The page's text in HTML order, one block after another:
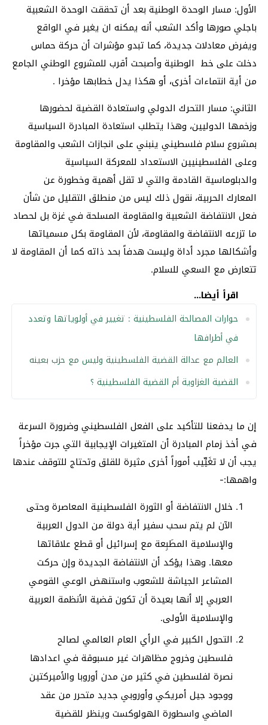
الأول: مسار الوحدة الوطنية بعد أن تحققت الوحدة الشعبية
باجلي صورها وأكد الشعب أنه يمكنه ان يغير في الواقع
ويفرض معادلات جديدة، كما تبدو مؤشرات أن حركة حماس
دخلت على خط الوطنية وأصبحت أقرب للمشروع الوطني الجامع
من أية انتماءات أخرى، أو هكذا يدل خطابها مؤخرا .
الثاني: مسار التحرك الدولي واستعادة القضية لحضورها
وزخمها الدوليين، وهذا يتطلب استعادة المبادرة السياسية
بمشروع سلام فلسطيني ينبني على انجازات الشعب والمقاومة
وعلى الفلسطينيين الاستعداد للمعركة السياسية
والدبلوماسية القادمة والتي لا تقل أهمية وخطورة عن
المعارك الحربية، نقول ذلك ليس من منطلق التقليل من شأن
فعل الانتفاضة الشعبية والمقاومة المسلحة في غزة بل لحصاد
ما تزرعه الانتفاضة والمقاومة، لأن المقاومة بكل مسمياتها
وأشكالها مجرد أداة وليست هدفاً بحد ذاته كما أن المقاومة لا
تتعارض مع السعي للسلام.
اقرأ أيضا...
حوارات المصالحة الفلسطينية : تغيير في أولوياتها وتعدد
في أطرافها
العالم مع عدالة القضية الفلسطينية وليس مع حزب بعينه
القضية الغزاوية أم القضية الفلسطينية ؟
إن ما يدفعنا للتأكيد على الفعل الفلسطيني وضرورة السرعة
في أخذ زمام المبادرة أن المتغيرات الإيجابية التي جرت مؤخراً
يجب أن لا تغَيِّيب أموراً أخرى مثيرة للقلق وتحتاج للتوقف عندها
واهمها:-
خلال الانتفاضة أو الثورة الفلسطينية المعاصرة وحتى
الآن لم يتم سحب سفير أية دولة من الدول العربية
والإسلامية المطَبِعة مع إسرائيل أو قطع علاقاتها
معها. وهذا يؤكد أن الانتفاضة الجديدة وإن حركت
المشاعر الجياشة للشعوب واستنهض الوعي القومي
العربي إلا أنها بعيدة أن تكون قضية الأنظمة العربية
والإسلامية الأولى.
التحول الكبير في الرأي العام العالمي لصالح
فلسطين وخروج مظاهرات غير مسبوقة في اعدادها
نصرة لفلسطين في كثير من مدن أوروبا والأميركتين
ووجود جيل أمريكي وأوروبي جديد متحرر من عقد
الماضي واسطورة الهولوكست وينظر للقضية